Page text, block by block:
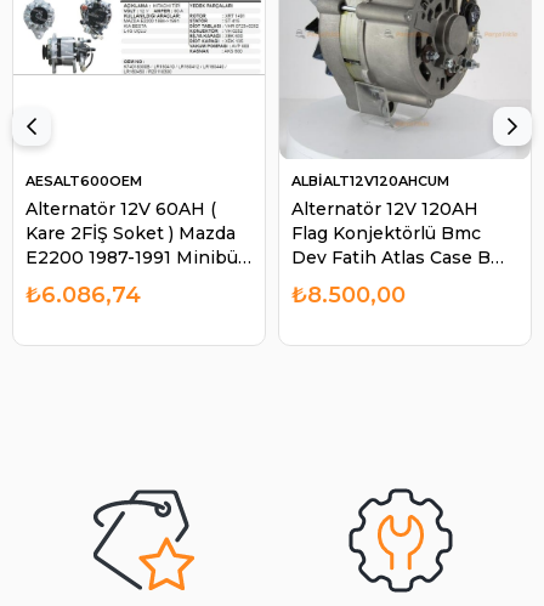
Alternatör 12V 60AH (
Kare 2FİŞ Soket ) Mazda
E2200 1987-1991 Minibüs
E2200 ALT600 | AES
AESALT600OEM
₺6.086,74
Alternatör 12V 120AH
Flag Konjektörlü Bmc
Dev Fatih Atlas Case Bmc
ALBİ ALT12V120AHCUM
ALBİALT12V120AHCUM
₺8.500,00